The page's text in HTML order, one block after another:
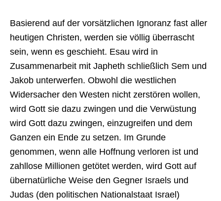
Basierend auf der vorsätzlichen Ignoranz fast aller
heutigen Christen, werden sie völlig überrascht
sein, wenn es geschieht. Esau wird in
Zusammenarbeit mit Japheth schließlich Sem und
Jakob unterwerfen. Obwohl die westlichen
Widersacher den Westen nicht zerstören wollen,
wird Gott sie dazu zwingen und die Verwüstung
wird Gott dazu zwingen, einzugreifen und dem
Ganzen ein Ende zu setzen. Im Grunde
genommen, wenn alle Hoffnung verloren ist und
zahllose Millionen getötet werden, wird Gott auf
übernatürliche Weise den Gegner Israels und
Judas (den politischen Nationalstaat Israel)